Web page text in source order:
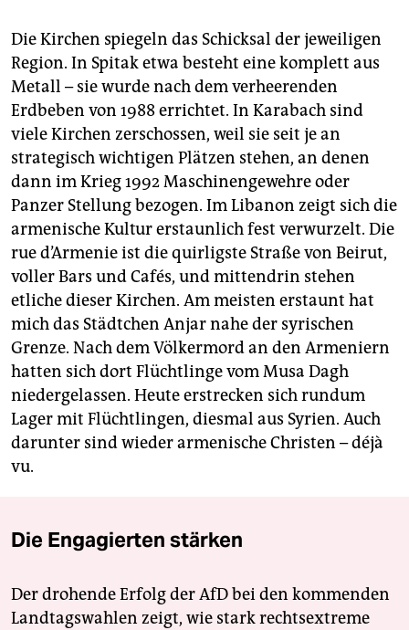
Die Kirchen spiegeln das Schicksal der jeweiligen
Region. In Spitak etwa besteht eine komplett aus
Metall – sie wurde nach dem verheerenden
Erdbeben von 1988 errichtet. In Karabach sind
viele Kirchen zerschossen, weil sie seit je an
strategisch wichtigen Plätzen stehen, an denen
dann im Krieg 1992 Maschinengewehre oder
Panzer Stellung bezogen. Im Libanon zeigt sich die
armenische Kultur erstaunlich fest verwurzelt. Die
rue d’Armenie ist die quirligste Straße von Beirut,
voller Bars und Cafés, und mittendrin stehen
etliche dieser Kirchen. Am meisten erstaunt hat
mich das Städtchen Anjar nahe der syrischen
Grenze. Nach dem Völkermord an den Armeniern
hatten sich dort Flüchtlinge vom Musa Dagh
niedergelassen. Heute erstrecken sich rundum
Lager mit Flüchtlingen, diesmal aus Syrien. Auch
darunter sind wieder armenische Christen – déjà
vu.
Die Engagierten stärken
Der drohende Erfolg der AfD bei den kommenden
Landtagswahlen zeigt, wie stark rechtsextreme